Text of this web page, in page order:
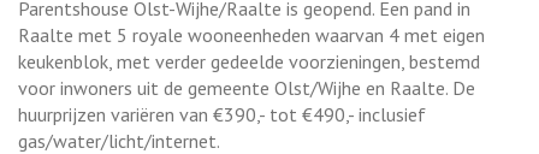
Parentshouse Olst-Wijhe/Raalte is geopend. Een pand in
Raalte met 5 royale wooneenheden waarvan 4 met eigen
keukenblok, met verder gedeelde voorzieningen, bestemd
voor inwoners uit de gemeente Olst/Wijhe en Raalte. De
huurprijzen variëren van €390,- tot €490,- inclusief
gas/water/licht/internet.